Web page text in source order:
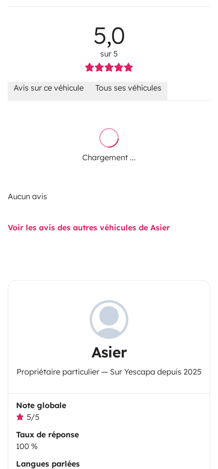
5,0
sur 5
Avis sur ce véhicule Tous ses véhicules
Chargement ...
Aucun avis
Voir les avis des autres véhicules de Asier
Asier
Propriétaire particulier — Sur Yescapa depuis 2025
Note globale
5/5
Taux de réponse
100 %
Langues parlées